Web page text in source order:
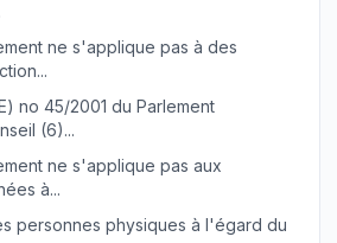
ne s'applique pas à des
no 45/2001 du Parlement
(6)...
ne s'applique pas aux
à...
personnes physiques à l'égard du